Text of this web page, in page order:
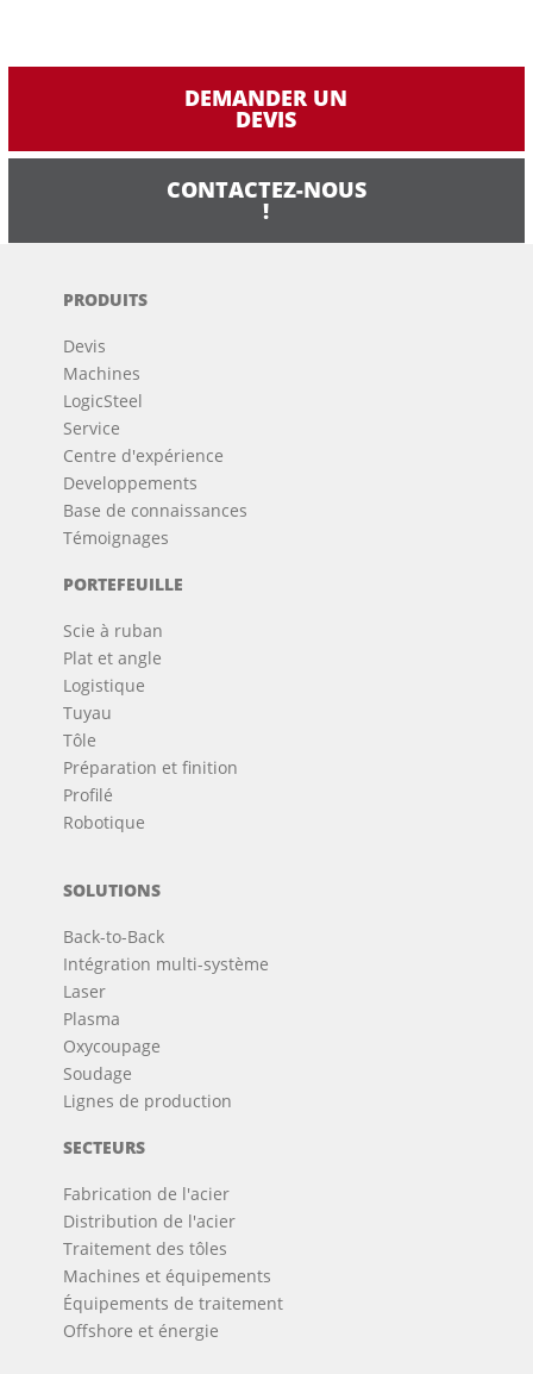
DEMANDER UN
DEVIS
CONTACTEZ-NOUS
!
PRODUITS
Devis
Machines
LogicSteel
Service
Centre d'expérience
Developpements
Base de connaissances
Témoignages
PORTEFEUILLE
Scie à ruban
Plat et angle
Logistique
Tuyau
Tôle
Préparation et finition
Profilé
Robotique
SOLUTIONS
Back-to-Back
Intégration multi-système
Laser
Plasma
Oxycoupage
Soudage
Lignes de production
SECTEURS
Fabrication de l'acier
Distribution de l'acier
Traitement des tôles
Machines et équipements
Équipements de traitement
Offshore et énergie